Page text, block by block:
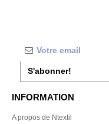
S'abonner!
INFORMATION
A propos de Ntextil